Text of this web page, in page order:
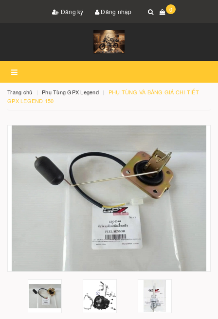
Đăng ký Đăng nhập 0
Trang chủ Phụ Tùng GPX Legend
PHỤ TÙNG VÀ BẢNG GIÁ CHI TIẾT
GPX LEGEND 150